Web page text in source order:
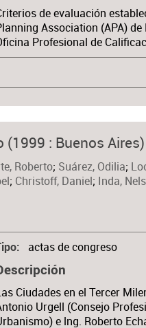
de evaluación
Association (APA)
Profesional de
: Buenos Aires)
Roberto; Suárez, Odilia;
; Christoff, Daniel; Inda,
actas de congreso
Ciudades en el Tercer
Urgell (Consejo
e lng. Roberto